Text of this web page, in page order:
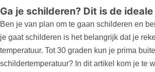
Ga je schilderen? Dit is de
Ben je van plan om te gaan schilderen en
je gaat schilderen is het belangrijk dat je
temperatuur. Tot 30 graden kun je prima
schildertemperatuur? In dit artikel kom je te